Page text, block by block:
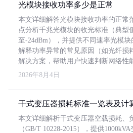
光模块接收功率多少是正常
本文详细解答光模块接收功率的正常
点分析千兆光模块的收光标准（典型
至-24dBm），并提供不同速率光模
解释功率异常的常见原因（如光纤损
解决方案，帮助用户快速判断网络性
2026年8月4日
干式变压器损耗标准一览表及计
本文详细解析干式变压器空载损耗、
（GB/T 10228-2015），提供